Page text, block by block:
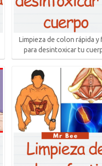
Limpieza de colon rápida y
para desintoxicar tu